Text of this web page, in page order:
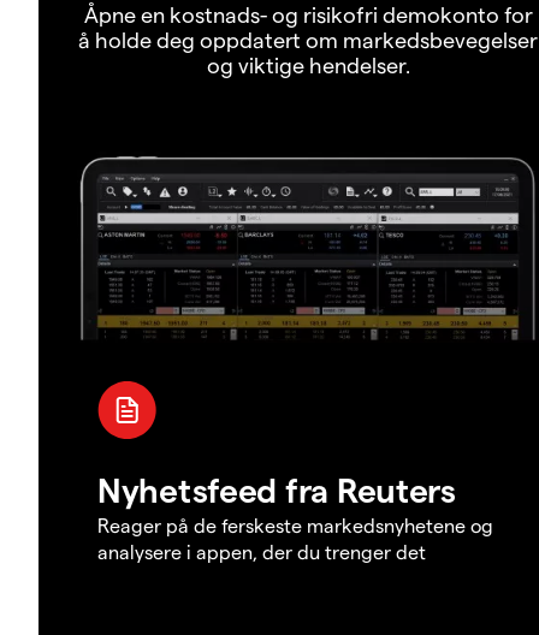
Åpne en kostnads- og risikofri demokonto for
å holde deg oppdatert om markedsbevegelser
og viktige hendelser.
Nyhetsfeed fra Reuters
Reager på de ferskeste markedsnyhetene og
analysere i appen, der du trenger det